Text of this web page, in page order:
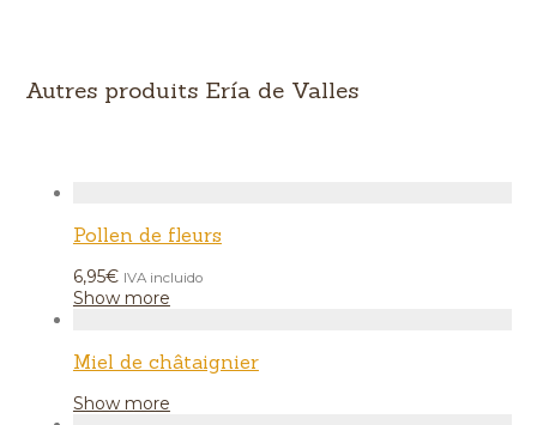
Autres produits Ería de Valles
Pollen de fleurs
6,95€ IVA incluido
Show more
Miel de châtaignier
Show more